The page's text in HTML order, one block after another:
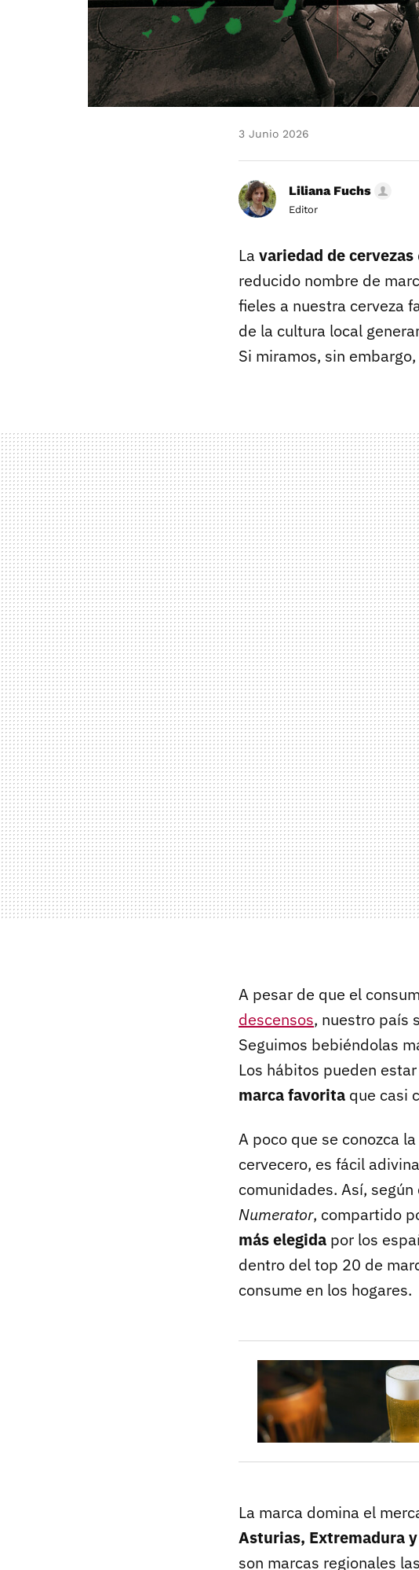
3 Junio 2026
Liliana Fuchs
Editor
La variedad de cervezas
reducido nombre de
fieles a nuestra cerveza
de la cultura local
Si miramos, sin
A pesar de que el
descensos, nuestro país
Seguimos bebiéndolas
Los hábitos pueden
marca favorita que casi
A poco que se conozca
cervecero, es fácil
comunidades. Así,
Numerator, compartido
más elegida por los
dentro del top 20 de
consume en los hogares.
La marca domina el
Asturias, Extremadura
son marcas regionales